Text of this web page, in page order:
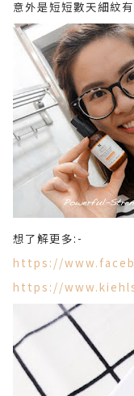
意外是短短數天細紋
想了解更多:-
https://
https://